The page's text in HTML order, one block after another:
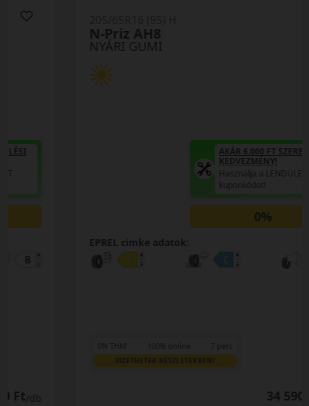
NYÁRI GUMI
N-Priz AH8
205/65R16 (95) H
AKÁR 6.000 FT SZERELÉSI
KEDVEZMÉNY!
Használja a LENDÜLET
EPREL cimke adatok:
100% online
FIZETHETEK RÉSZLETEKBEN?
/db